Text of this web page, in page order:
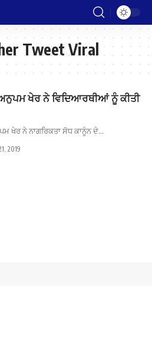
Tweet Viral
ਖੇਰ ਨੇ ਵਿਦਿਆਰਥੀਆਂ ਨੂੰ ਕੀਤੀ
ਖੇਰ ਨੇ ਨਾਗਰਿਕਤਾ ਸੋਧ ਕਾਨੂੰਨ ਦੇ…
2019